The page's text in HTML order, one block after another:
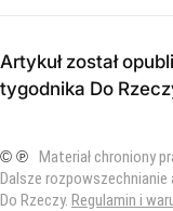
Artykuł został
tygodnika Do
© ℗ Materiał chroniony
Dalsze
Do Rzeczy. Regulamin i